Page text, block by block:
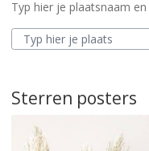
Typ hier je plaatsnaam
Sterren posters